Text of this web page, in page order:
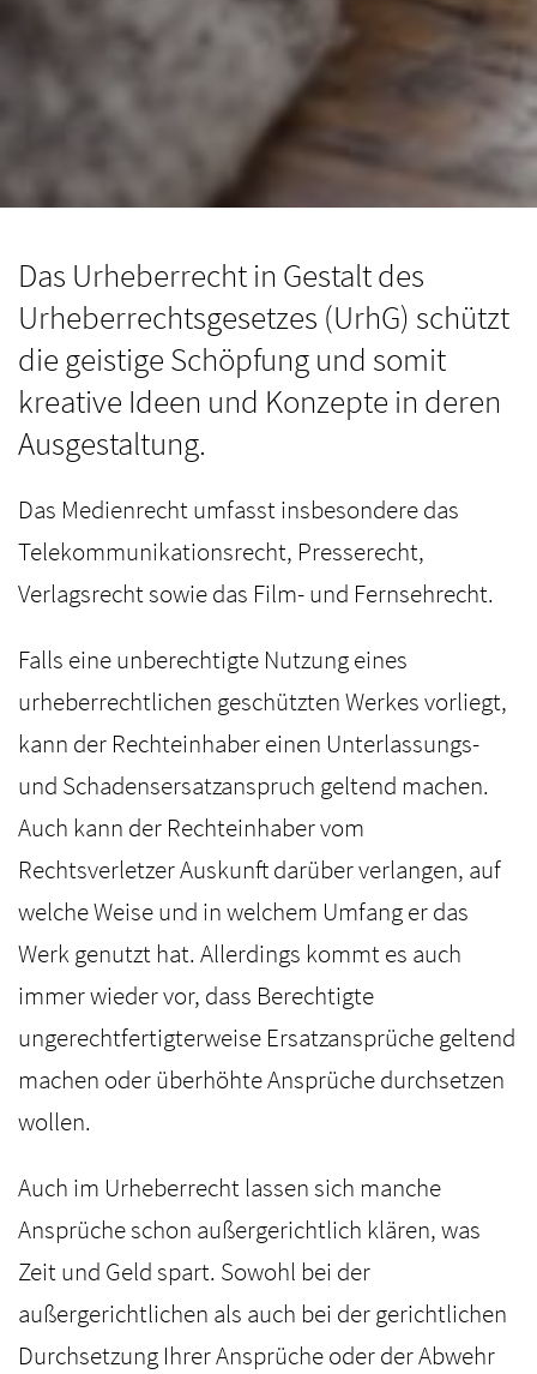
Das Urheberrecht in Gestalt des
Urheberrechtsgesetzes (UrhG) schützt
die geistige Schöpfung und somit
kreative Ideen und Konzepte in deren
Ausgestaltung.
Das Medienrecht umfasst insbesondere das
Telekommunikationsrecht, Presserecht,
Verlagsrecht sowie das Film- und Fernsehrecht.
Falls eine unberechtigte Nutzung eines
urheberrechtlichen geschützten Werkes vorliegt,
kann der Rechteinhaber einen Unterlassungs-
und Schadensersatzanspruch geltend machen.
Auch kann der Rechteinhaber vom
Rechtsverletzer Auskunft darüber verlangen, auf
welche Weise und in welchem Umfang er das
Werk genutzt hat. Allerdings kommt es auch
immer wieder vor, dass Berechtigte
ungerechtfertigterweise Ersatzansprüche geltend
machen oder überhöhte Ansprüche durchsetzen
wollen.
Auch im Urheberrecht lassen sich manche
Ansprüche schon außergerichtlich klären, was
Zeit und Geld spart. Sowohl bei der
außergerichtlichen als auch bei der gerichtlichen
Durchsetzung Ihrer Ansprüche oder der Abwehr